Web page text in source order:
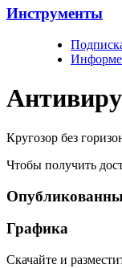
Инструменты
Кругозор без
Чтобы получить
Графика
Скачайте и